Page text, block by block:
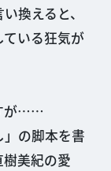
換えると、
いる狂気が
が……
」の脚本を書
美紀の愛